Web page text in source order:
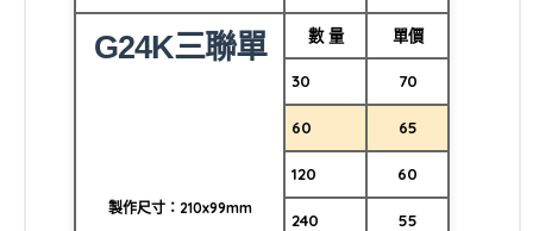
G24K三聯單
製作尺寸：210x99mm
數 量 單價
30 70
60 65
120 60
240 55